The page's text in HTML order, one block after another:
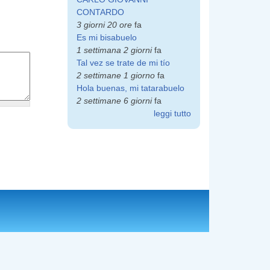
CONTARDO
3 giorni 20 ore fa
Es mi bisabuelo
1 settimana 2 giornifa
Tal vez se trate de mi tío
2 settimane 1 giorno fa
Hola buenas, mi tatarabuelo
2 settimane 6 giornifa
leggi tutto